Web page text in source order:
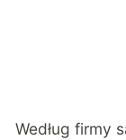
Według firmy